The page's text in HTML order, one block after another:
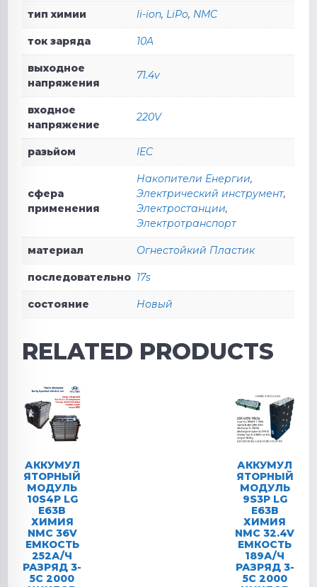
тип химии li-ion, LiPo, NMC
ток заряда 10A
выходное
напряжения
71.4v
входное
напряжение
220V
разьйом IEC
сфера
применения
Накопители Енергии,
Электрический инструмент,
Электростанции,
Электротранспорт
материал Огнестойкий Пластик
последовательно 17s
состояние Новый
RELATED PRODUCTS
АККУМУЛ
ЯТОРНЫЙ
МОДУЛЬ
10S4P LG
E63B
ХИМИЯ
NMC 36V
ЕМКОСТЬ
252А/Ч
РАЗРЯД 3-
5C 2000
АККУМУЛ
ЯТОРНЫЙ
МОДУЛЬ
9S3P LG
E63B
ХИМИЯ
NMC 32.4V
ЕМКОСТЬ
189А/Ч
РАЗРЯД 3-
5C 2000